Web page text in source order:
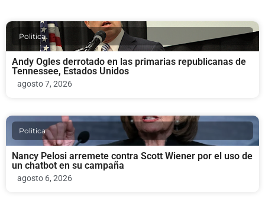
Politica
Andy Ogles derrotado en las primarias republicanas de
Tennessee, Estados Unidos
agosto 7, 2026
Politica
Nancy Pelosi arremete contra Scott Wiener por el uso de
un chatbot en su campaña
agosto 6, 2026